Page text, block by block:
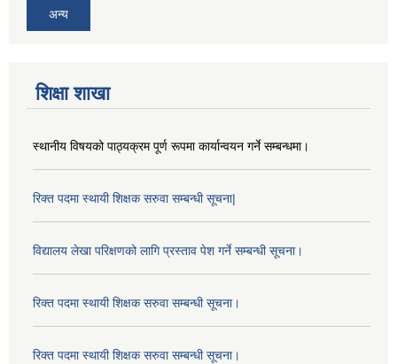
अन्य
शिक्षा शाखा
स्थानीय विषयको पाठ्यक्रम पूर्ण रूपमा कार्यान्वयन गर्ने सम्बन्धमा।
रिक्त पदमा स्थायी शिक्षक सरुवा सम्बन्धी सूचना|
विद्यालय लेखा परिक्षणको लागि प्रस्ताव पेश गर्ने सम्बन्धी सूचना।
रिक्त पदमा स्थायी शिक्षक सरुवा सम्बन्धी सूचना।
रिक्त पदमा स्थायी शिक्षक सरुवा सम्बन्धी सूचना।